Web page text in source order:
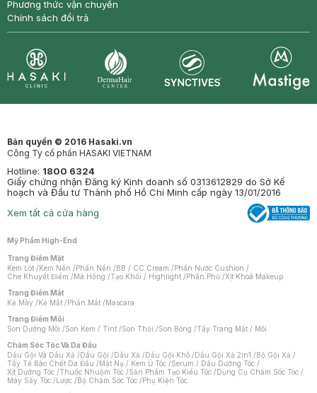
Phương thức vận chuyển
Chính sách đổi trả
Bản quyền © 2016 Hasaki.vn
Công Ty cổ phần HASAKI VIETNAM
Hotline: 1800 6324
Giấy chứng nhận Đăng ký Kinh doanh số 0313612829 do Sở Kế
hoạch và Đầu tư Thành phố Hồ Chí Minh cấp ngày 13/01/2016
Xem tất cả cửa hàng
Mỹ Phẩm High-End
Trang Điểm Mặt
Kem Lót /Kem Nền /Phấn Nền /BB / CC Cream /Phấn Nước Cushion /
Che Khuyết Điểm /Má Hồng /Tạo Khối / Highlight /Phấn Phủ /Xịt Khoá Makeup
Trang Điểm Mắt
Kẻ Mày /Kẻ Mắt /Phấn Mắt /Mascara
Trang Điểm Môi
Son Dưỡng Môi /Son Kem / Tint /Son Thỏi /Son Bóng /Tẩy Trang Mắt / Môi
Chăm Sóc Tóc Và Da Đầu
Dầu Gội Và Dầu Xả /Dầu Gội /Dầu Xả /Dầu Gội Khô /Dầu Gội Xả 2in1 /Bộ Gội Xả /
Tẩy Tế Bào Chết Da Đầu /Mặt Nạ / Kem Ủ Tóc /Serum / Dầu Dưỡng Tóc /
Xịt Dưỡng Tóc /Thuốc Nhuộm Tóc /Sản Phẩm Tạo Kiểu Tóc /Dụng Cụ Chăm Sóc Tóc /
Máy Sấy Tóc /Lược /Bộ Chăm Sóc Tóc /Phụ Kiện Tóc